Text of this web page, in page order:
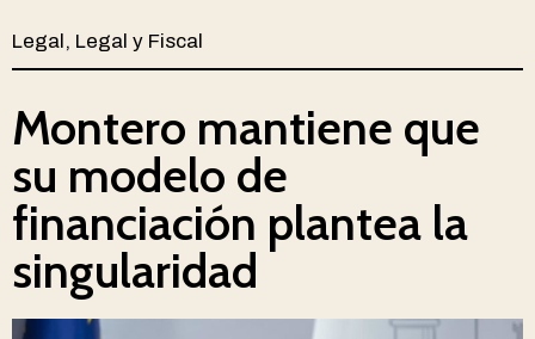
Legal , Legal y Fiscal
Montero mantiene que
su modelo de
financiación plantea la
singularidad